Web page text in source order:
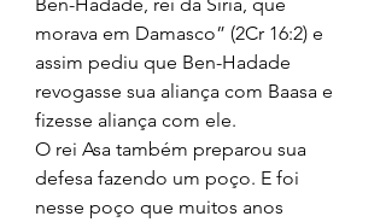
morava em Damasco” (2Cr 16:2) e
assim pediu que Ben-Hadade
revogasse sua aliança com Baasa e
fizesse aliança com ele.
O rei Asa também preparou sua
defesa fazendo um poço. E foi
nesse poço que muitos anos